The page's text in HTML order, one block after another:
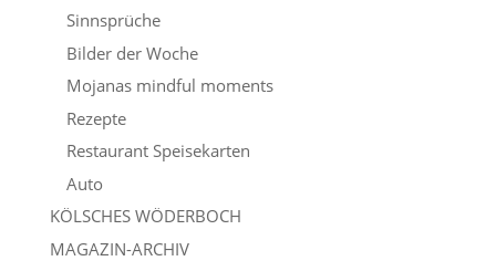
Sinnsprüche
Bilder der Woche
Mojanas mindful moments
Rezepte
Restaurant Speisekarten
Auto
KÖLSCHES WÖDERBOCH
MAGAZIN-ARCHIV